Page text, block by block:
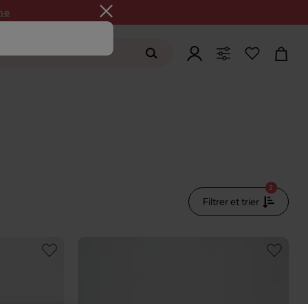
Filtrer et trier
2